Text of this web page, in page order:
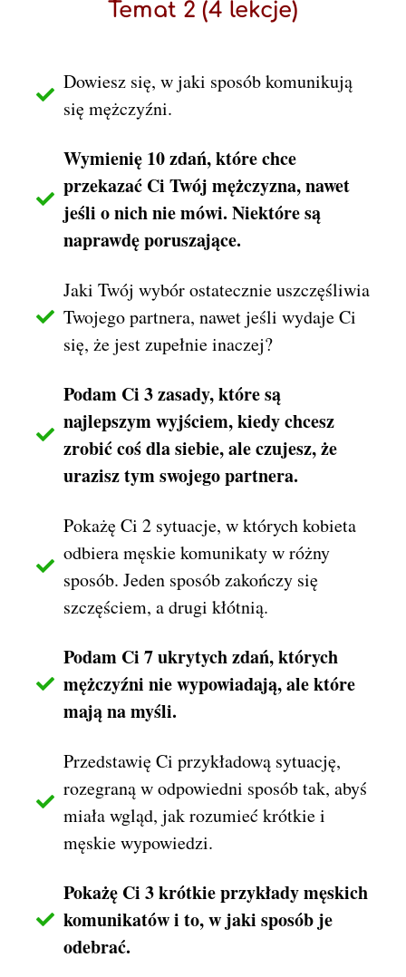
Temat 2 (4 lekcje)
Dowiesz się, w jaki sposób komunikują
się mężczyźni.
Wymienię 10 zdań, które chce
przekazać Ci Twój mężczyzna, nawet
jeśli o nich nie mówi. Niektóre są
naprawdę poruszające.
Jaki Twój wybór ostatecznie uszczęśliwia
Twojego partnera, nawet jeśli wydaje Ci
się, że jest zupełnie inaczej?
Podam Ci 3 zasady, które są
najlepszym wyjściem, kiedy chcesz
zrobić coś dla siebie, ale czujesz, że
urazisz tym swojego partnera.
Pokażę Ci 2 sytuacje, w których kobieta
odbiera męskie komunikaty w różny
sposób. Jeden sposób zakończy się
szczęściem, a drugi kłótnią.
Podam Ci 7 ukrytych zdań, których
mężczyźni nie wypowiadają, ale które
mają na myśli.
Przedstawię Ci przykładową sytuację,
rozegraną w odpowiedni sposób tak, abyś
miała wgląd, jak rozumieć krótkie i
męskie wypowiedzi.
Pokażę Ci 3 krótkie przykłady męskich
komunikatów i to, w jaki sposób je
odebrać.